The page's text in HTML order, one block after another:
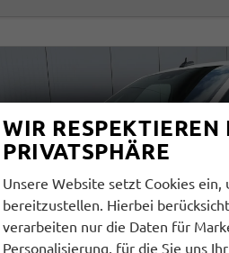
WIR RESPEKTIEREN
PRIVATSPHÄRE
Unsere Website setzt Cookies ein,
bereitzustellen. Hierbei
verarbeiten nur die Daten für
Personalisierung, für die Sie uns